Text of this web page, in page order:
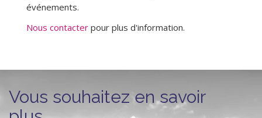
événements.
Nous contacter pour plus d'information.
Vous souhaitez en savoir